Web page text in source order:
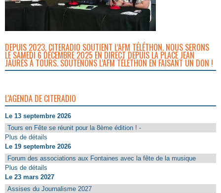
DEPUIS 2023, CITERADIO SOUTIENT L’AFM TÉLÉTHON. NOUS SERONS
LE SAMEDI 6 DÉCEMBRE 2025 EN DIRECT DEPUIS LA PLACE JEAN
JAURÈS À TOURS. SOUTENONS L’AFM TÉLÉTHON EN FAISANT UN DON !
L'AGENDA DE CITERADIO
Le 13 septembre 2026
Tours en Fête se réunit pour la 8ème édition ! -
Plus de détails
Le 19 septembre 2026
Forum des associations aux Fontaines avec la fête de la musique
Plus de détails
Le 23 mars 2027
Assises du Journalisme 2027